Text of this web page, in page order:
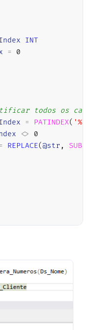
INT
= 0
todos os
= PATINDEX(
<>
0
REPLACE(@str ,